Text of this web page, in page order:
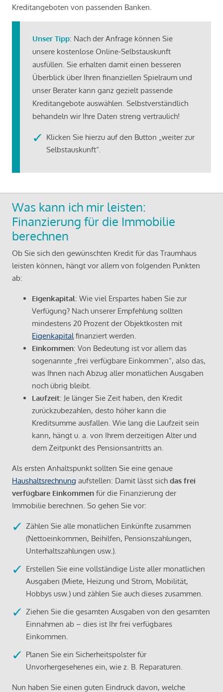
Kreditangeboten von passenden Banken.
Unser Tipp: Nach der Anfrage können Sie
unsere kostenlose Online-Selbstauskunft
ausfüllen. Sie erhalten damit einen besseren
Überblick über Ihren finanziellen Spielraum und
unser Berater kann ganz gezielt passende
Kreditangebote auswählen. Selbstverständlich
behandeln wir Ihre Daten streng vertraulich!
Klicken Sie hierzu auf den Button „weiter zur
Selbstauskunft“.
Was kann ich mir leisten:
Finanzierung für die Immobilie
berechnen
Ob Sie sich den gewünschten Kredit für das Traumhaus
leisten können, hängt vor allem von folgenden Punkten
ab:
Eigenkapital: Wie viel Erspartes haben Sie zur
Verfügung? Nach unserer Empfehlung sollten
mindestens 20 Prozent der Objektkosten mit
Eigenkapital finanziert werden.
Einkommen: Von Bedeutung ist vor allem das
sogenannte „frei verfügbare Einkommen“, also das,
was Ihnen nach Abzug aller monatlichen Ausgaben
noch übrig bleibt.
Laufzeit: Je länger Sie Zeit haben, den Kredit
zurückzubezahlen, desto höher kann die
Kreditsumme ausfallen. Wie lang die Laufzeit sein
kann, hängt u. a. von Ihrem derzeitigen Alter und
dem Zeitpunkt des Pensionsantritts an.
Als ersten Anhaltspunkt sollten Sie eine genaue
Haushaltsrechnung aufstellen: Damit lässt sich das frei
verfügbare Einkommen für die Finanzierung der
Immobilie berechnen. So gehen Sie vor:
Zählen Sie alle monatlichen Einkünfte zusammen
(Nettoeinkommen, Beihilfen, Pensionszahlungen,
Unterhaltszahlungen usw.).
Erstellen Sie eine vollständige Liste aller monatlichen
Ausgaben (Miete, Heizung und Strom, Mobilität,
Hobbys usw.) und zählen Sie auch dieses zusammen.
Ziehen Sie die gesamten Ausgaben von den gesamten
Einnahmen ab – dies ist Ihr frei verfügbares
Einkommen.
Planen Sie ein Sicherheitspolster für
Unvorhergesehenes ein, wie z. B. Reparaturen.
Nun haben Sie einen guten Eindruck davon, welche